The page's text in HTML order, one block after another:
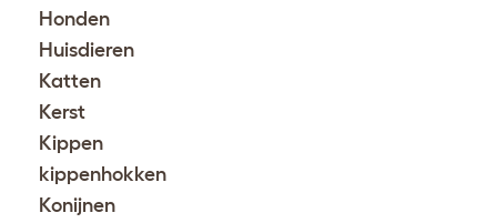
Honden
Huisdieren
Katten
Kerst
Kippen
kippenhokken
Konijnen